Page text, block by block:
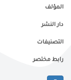
المؤلف
دار النشر
التصنيفات
رابط مختصر